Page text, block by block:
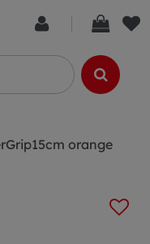
orange